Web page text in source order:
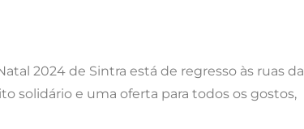
2024 de Sintra está de regresso às ruas da
solidário e uma oferta para todos os gostos,